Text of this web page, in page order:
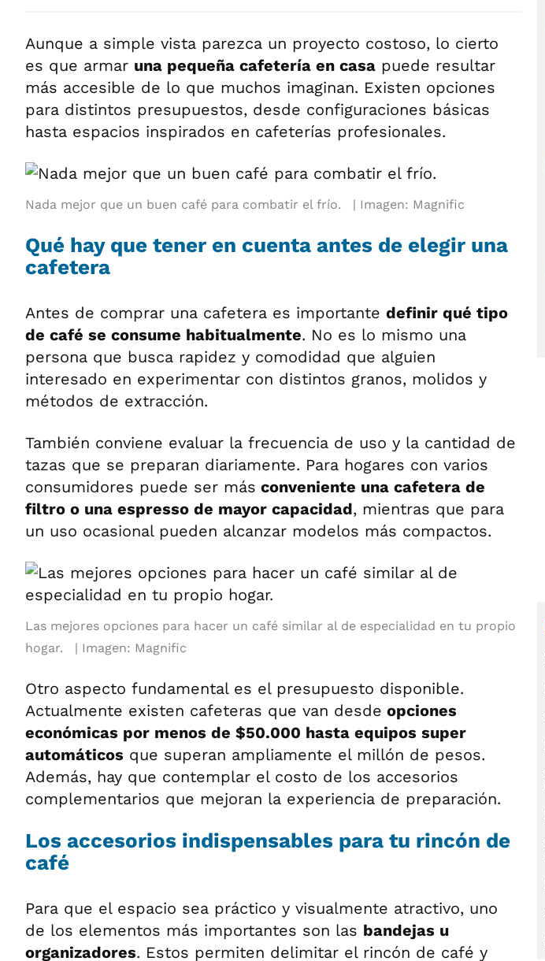
Aunque a simple vista parezca un proyecto costoso, lo cierto
es que armar una pequeña cafetería en casa puede resultar
más accesible de lo que muchos imaginan. Existen opciones
para distintos presupuestos, desde configuraciones básicas
hasta espacios inspirados en cafeterías profesionales.
Nada mejor que un buen café para combatir el frío. Imagen: Magnific
Qué hay que tener en cuenta antes de elegir una
cafetera
Antes de comprar una cafetera es importante definir qué tipo
de café se consume habitualmente. No es lo mismo una
persona que busca rapidez y comodidad que alguien
interesado en experimentar con distintos granos, molidos y
métodos de extracción.
También conviene evaluar la frecuencia de uso y la cantidad de
tazas que se preparan diariamente. Para hogares con varios
consumidores puede ser más conveniente una cafetera de
filtro o una espresso de mayor capacidad, mientras que para
un uso ocasional pueden alcanzar modelos más compactos.
Las mejores opciones para hacer un café similar al de especialidad en tu propio
hogar.
Imagen: Magnific
Otro aspecto fundamental es el presupuesto disponible.
Actualmente existen cafeteras que van desde opciones
económicas por menos de $50.000 hasta equipos super
automáticos que superan ampliamente el millón de pesos.
Además, hay que contemplar el costo de los accesorios
complementarios que mejoran la experiencia de preparación.
Los accesorios indispensables para tu rincón de
café
Para que el espacio sea práctico y visualmente atractivo, uno
de los elementos más importantes son las bandejas u
organizadores. Estos permiten delimitar el rincón de café y